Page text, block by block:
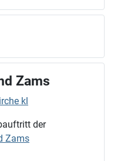
Zams
der
Zams